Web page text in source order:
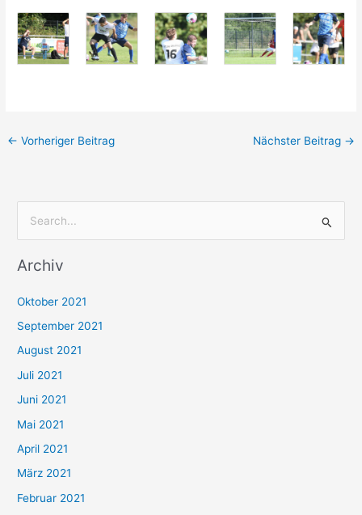
← Vorheriger Beitrag Nächster Beitrag →
c
n
n
a
c
h
:
Archiv
Oktober 2021
September 2021
August 2021
Juli 2021
Juni 2021
Mai 2021
April 2021
März 2021
Februar 2021